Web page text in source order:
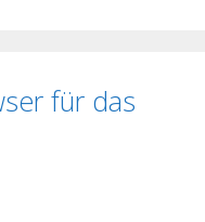
für das